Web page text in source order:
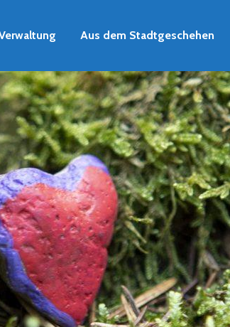
Aus dem Stadtgeschehen